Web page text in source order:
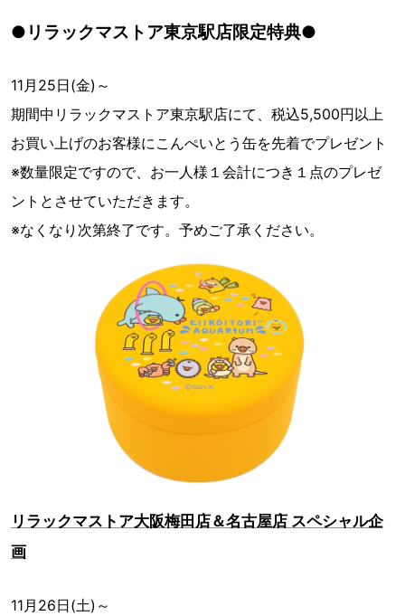
●リラックマストア東京駅店限定特典●
11月25日(金)～
期間中リラックマストア東京駅店にて、税込5,500円以上
お買い上げのお客様にこんぺいとう缶を先着でプレゼント
※数量限定ですので、お一人様１会計につき１点のプレゼ
ントとさせていただきます。
※なくなり次第終了です。予めご了承ください。
リラックマストア大阪梅田店＆名古屋店 スペシャル企
画
11月26日(土)～